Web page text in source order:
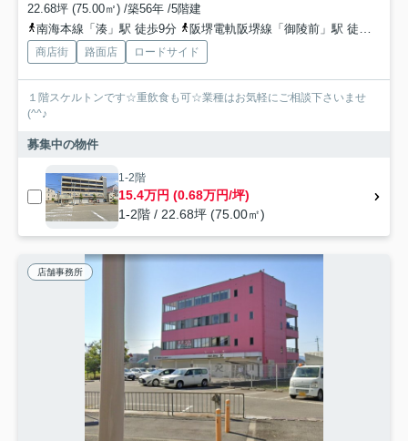
22.68坪 (75.00㎡) /築56年 /5階建
南海本線「湊」駅 徒歩9分
阪堺電軌阪堺線「御陵前」駅 徒歩4分
商店街 路面店 ロードサイド
１階スケルトンです☆重飲食も可☆業種はお気軽にご相談下さいませ
(^^♪
募集中の物件
1-2階
15.4万円 (0.68万円/坪)
1-2階 / 22.68坪 (75.00㎡)
店舗事務所